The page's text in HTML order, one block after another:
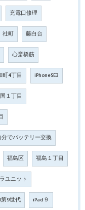
充電口修理
社町 藤白台
心斎橋筋
町4丁目 iPhoneSE3
１丁目
分でバッテリー交換
福島区 福島１丁目
ユニット
9世代 iPad９